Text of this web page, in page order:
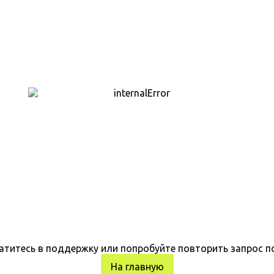
в поддержку или попробуйте повторить запрос
На главную